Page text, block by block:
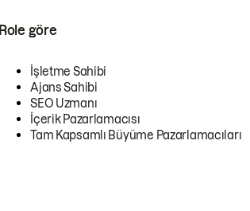
Role göre
İşletme Sahibi
Ajans Sahibi
SEO Uzmanı
İçerik Pazarlamacısı
Tam Kapsamlı Büyüme Pazarlamacıları